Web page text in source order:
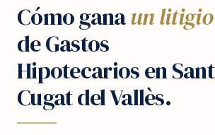
Cómo ganaun litigio
de Gastos
Hipotecarios en Sant
Cugat del Vallès.